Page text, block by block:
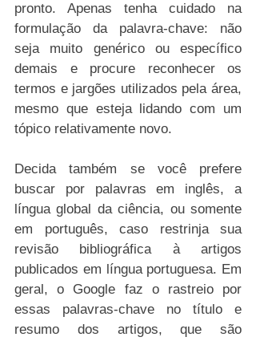
pronto. Apenas tenha cuidado na
formulação da palavra-chave: não
seja muito genérico ou específico
demais e procure reconhecer os
termos e jargões utilizados pela área,
mesmo que esteja lidando com um
tópico relativamente novo.
Decida também se você prefere
buscar por palavras em inglês, a
língua global da ciência, ou somente
em português, caso restrinja sua
revisão bibliográfica à artigos
publicados em língua portuguesa. Em
geral, o Google faz o rastreio por
essas palavras-chave no título e
resumo dos artigos, que são